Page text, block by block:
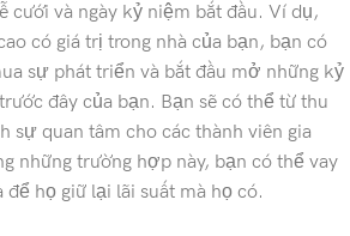
cưới và ngày kỷ niệm bắt đầu. Ví dụ,
có giá trị trong nhà của bạn, bạn có
sự phát triển và bắt đầu mở những kỷ
đây của bạn. Bạn sẽ có thể từ thu
sự quan tâm cho các thành viên gia
những trường hợp này, bạn có thể vay
để họ giữ lại lãi suất mà họ có.